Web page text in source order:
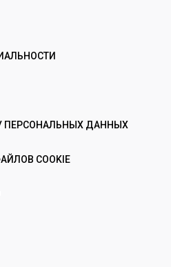
ПЕРСОНАЛЬНЫХ ДАННЫХ
COOKIE